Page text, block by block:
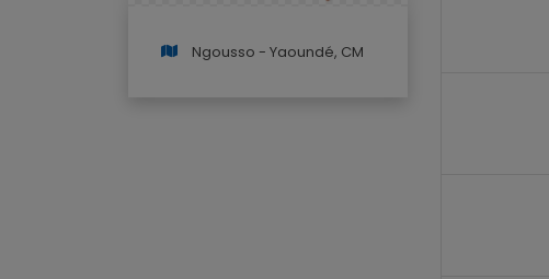
Ngousso - Yaoundé, CM